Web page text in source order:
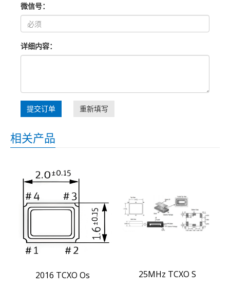
微信号：
详细内容：
提交订单 重新填写
相关产品
2016 TCXO Os 25MHz TCXO S